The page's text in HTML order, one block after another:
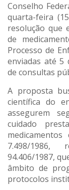
Conselho
quarta-feira
resolução que
de
Processo de
enviadas até 5
de consultas
A proposta
científica do
assegurem
cuidado
7.498/1986,
94.406/1987,
âmbito de
protocolos